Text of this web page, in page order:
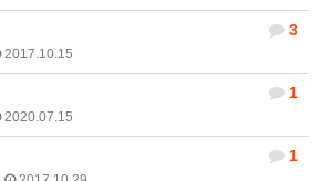
3
2017.10.15
1
2020.07.15
1